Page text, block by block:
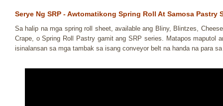
Serye Ng SRP - Awtomatikong Spring Roll At Samosa Pastry
Sa halip na mga spring roll sheet, available ang Bliny, Blintzes,
Crape, o Spring Roll Pastry gamit ang SRP series. Matapos maputol
isinalansan sa mga tambak sa isang conveyor belt na handa na para